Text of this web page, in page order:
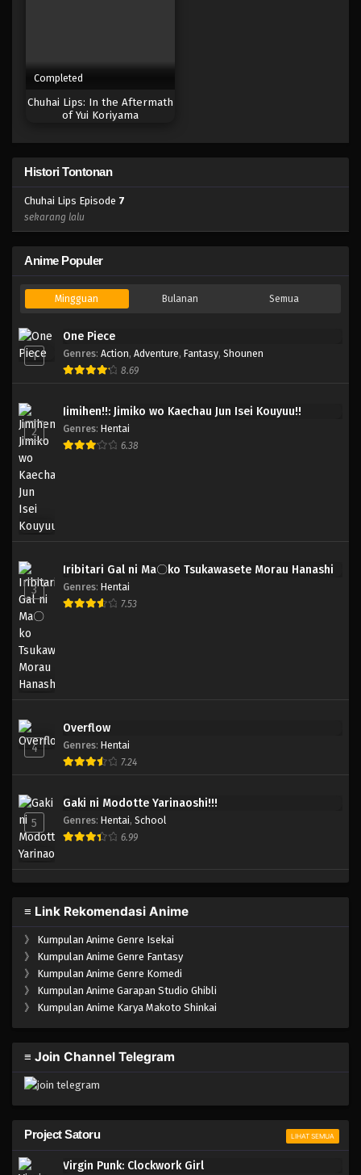
Completed
Chuhai Lips: In the Aftermath
of Yui Koriyama
Histori Tontonan
Chuhai Lips Episode 7
sekarang lalu
Anime Populer
Mingguan Bulanan Semua
1
One Piece
Genres: Action, Adventure, Fantasy, Shounen
8.69
2
Jimihen!!: Jimiko wo Kaechau Jun Isei Kouyuu!!
Genres: Hentai
6.38
3
Iribitari Gal ni Ma〇ko Tsukawasete Morau Hanashi
Genres: Hentai
7.53
4
Overflow
Genres: Hentai
7.24
5
Gaki ni Modotte Yarinaoshi!!!
Genres: Hentai, School
6.99
≡ Link Rekomendasi Anime
》 Kumpulan Anime Genre Isekai
》 Kumpulan Anime Genre Fantasy
》 Kumpulan Anime Genre Komedi
》 Kumpulan Anime Garapan Studio Ghibli
》 Kumpulan Anime Karya Makoto Shinkai
≡ Join Channel Telegram
Project Satoru LIHAT SEMUA
Virgin Punk: Clockwork Girl